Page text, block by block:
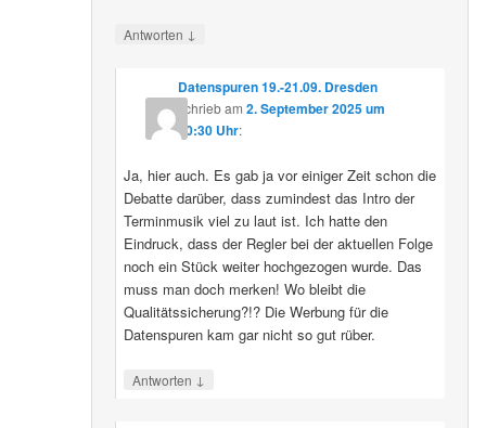
Antworten ↓
Datenspuren 19.-21.09. Dresden
schriebam 2. September 2025 um
10:30 Uhr:
Ja, hier auch. Es gab ja vor einiger Zeit schon die
Debatte darüber, dass zumindest das Intro der
Terminmusik viel zu laut ist. Ich hatte den
Eindruck, dass der Regler bei der aktuellen Folge
noch ein Stück weiter hochgezogen wurde. Das
muss man doch merken! Wo bleibt die
Qualitätssicherung?!? Die Werbung für die
Datenspuren kam gar nicht so gut rüber.
Antworten ↓